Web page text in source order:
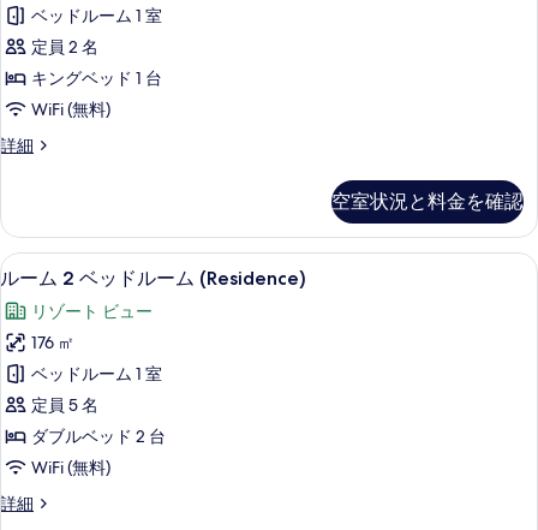
ー
ト
プ
ー
ル
ビ
ュ
ー
の
す
べ
て
の
写
真
プ
ラ
イ
ベ
ー
プ
シ
ー
ビ
ュ
ー
の
詳
細
ク
ル
ー
ム
キ
グ
ベ
ッ
ド
1
台
の
す
べ
て
ベッドルーム 1 室
定員 2 名
キングベッド 1 台
WiFi (無料)
詳細
ク
ク
ル
ー
キ
ン
グ
ベ
ッ
ド
台
詳
空室状況と料金を確認
ル
ー
ム
2
ベ
ッ
ド
ル
ー
40 インチの液晶テレビ (衛星放送視
7
ルーム 2 ベッドルーム (Residence)
リゾート ビュー
176 ㎡
ベッドルーム 1 室
定員 5 名
ダブルベッド 2 台
WiFi (無料)
詳細
ル